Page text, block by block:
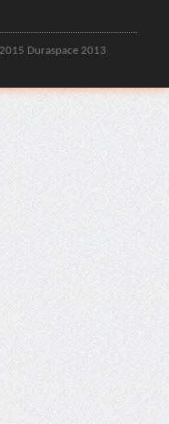
Duraspace 2013